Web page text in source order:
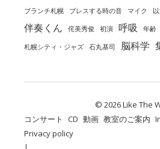
ブランチ札幌 ブレスする時の音 マイク
伴奏くん 侘美秀俊 初演 呼吸 年齢
札幌シティ・ジャズ 石丸基司 脳科学
© 2026 Like The
コンサート
CD 動画 教室のご案内
Privacy policy